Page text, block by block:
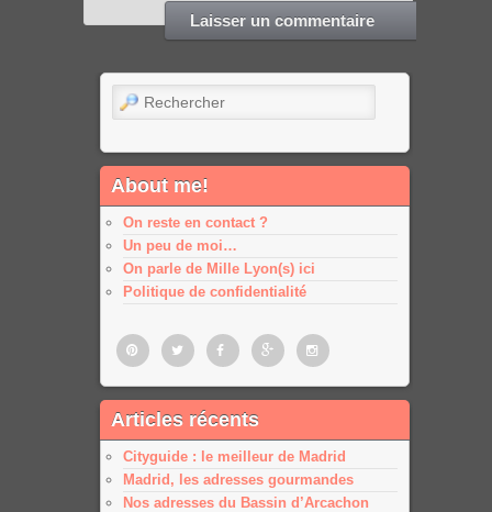
Rechercher
About me!
On reste en contact ?
Un peu de moi…
On parle de Mille Lyon(s) ici
Politique de confidentialité
PinterestTwitter FacebookGoogle
plus
Google
Articles récents
Cityguide : le meilleur de Madrid
Madrid, les adresses gourmandes
Nos adresses du Bassin d’Arcachon